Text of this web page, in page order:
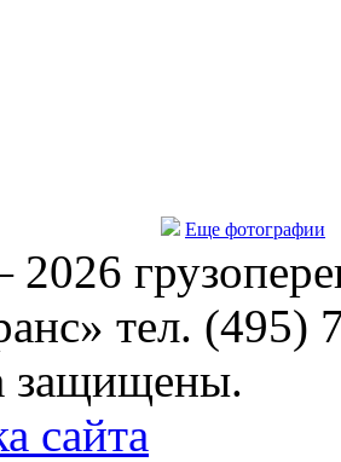
Еще фотографии
тел. (495)
защищены.
сайта